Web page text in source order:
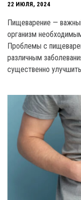
22 ИЮЛЯ, 2024
Пищеварение —
организм
Проблемы с
различным
существенно